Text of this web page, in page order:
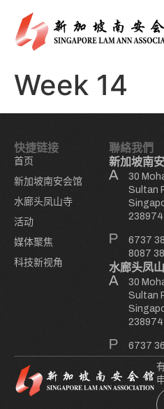
Week 14
快捷链接
首页
新加坡南安会馆
水廊头凤山寺
活动
媒体聚焦
科技新视角
聯絡我們
新加坡南
30
Sultan
238974
6737
8087
水廊头凤
30
Sultan
238974
6737